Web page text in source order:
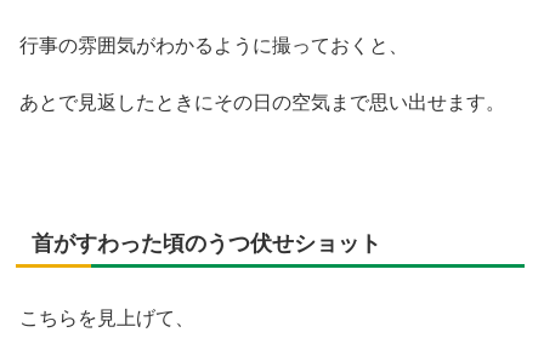
行事の雰囲気がわかるように撮っておくと、
あとで見返したときにその日の空気まで思い出せます。
首がすわった頃のうつ伏せショット
こちらを見上げて、